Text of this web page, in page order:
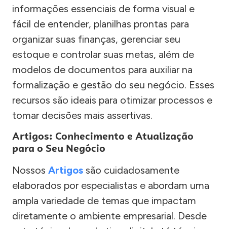
informações essenciais de forma visual e
fácil de entender, planilhas prontas para
organizar suas finanças, gerenciar seu
estoque e controlar suas metas, além de
modelos de documentos para auxiliar na
formalização e gestão do seu negócio. Esses
recursos são ideais para otimizar processos e
tomar decisões mais assertivas.
Artigos: Conhecimento e Atualização
para o Seu Negócio
Nossos Artigos são cuidadosamente
elaborados por especialistas e abordam uma
ampla variedade de temas que impactam
diretamente o ambiente empresarial. Desde